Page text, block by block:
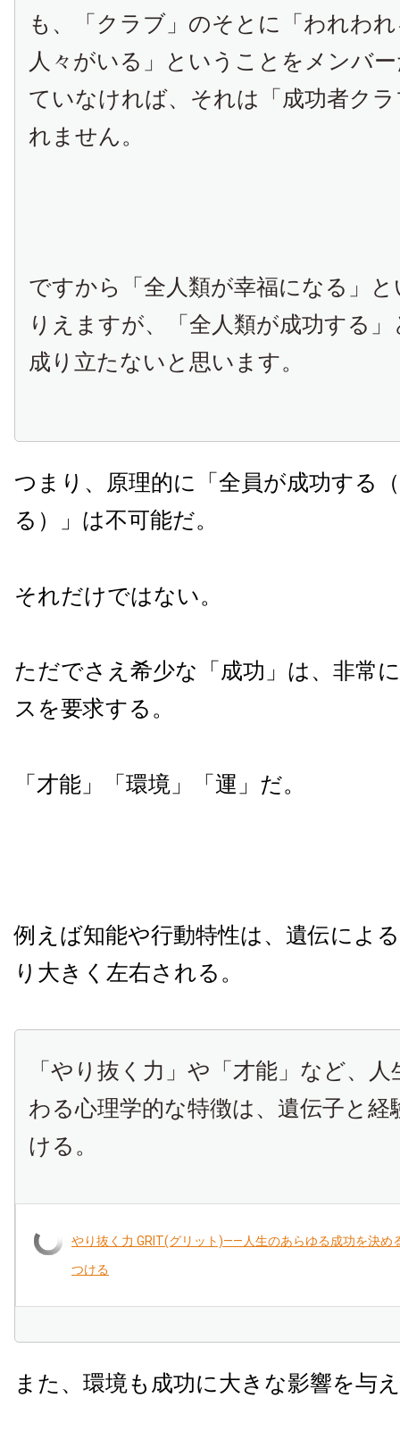
も、「クラブ」のそとに「われわ
人々がいる」ということをメンバ
ていなければ、それは「成功者ク
れません。
ですから「全人類が幸福になる」
りえますが、「全人類が成功する
成り立たないと思います。
つまり、原理的に「全員が成功する
る）」は不可能だ。
それだけではない。
ただでさえ希少な「成功」は、非常
スを要求する。
「才能」「環境」「運」だ。
例えば知能や行動特性は、遺伝によ
り大きく左右される。
「やり抜く力」や「才能」など、
わる心理学的な特徴は、遺伝子と経
ける。
やり抜く力 GRIT(グリット)――人生のあらゆる成功を決め
つける
また、環境も成功に大きな影響を与